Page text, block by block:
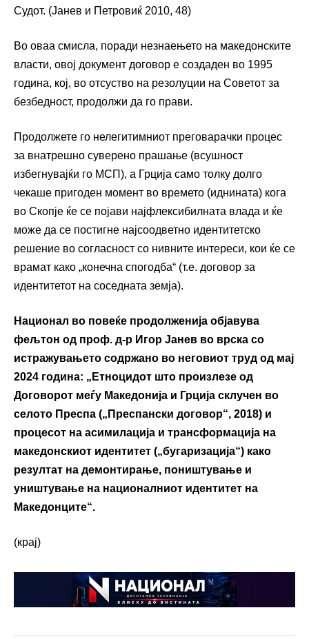
Судот. (Јанев и Петровиќ 2010, 48)
Во оваа смисла, поради незнаењето на македонските
власти, овој документ договор е создаден во 1995
година, кој, во отсуство на резолуции на Советот за
безбедност, продолжи да го прави.
Продолжете го нелегитимниот преговарачки процес
за внатрешно суверено прашање (всушност
избегнувајќи го МСП), а Грција само толку долго
чекаше пригоден момент во времето (иднината) кога
во Скопје ќе се појави најфлексибилната влада и ќе
може да се постигне најсоодветно идентитетско
решение во согласност со нивните интереси, кои ќе се
врамат како „конечна спогодба“ (т.е. договор за
идентитетот на соседната земја).
Национал во повеќе продолженија објавува
фељтон од проф. д-р Игор Јанев во врска со
истражувањето содржано во неговиот труд од мај
2024 година: „Етноцидот што произлезе од
Договорот меѓу Македонија и Грција склучен во
селото Преспа („Преспански договор“, 2018) и
процесот на асимилација и трансформација на
македонскиот идентитет („бугаризација“) како
резултат на демонтирање, поништување и
уништување на националниот идентитет на
Македонците“.
(крај)